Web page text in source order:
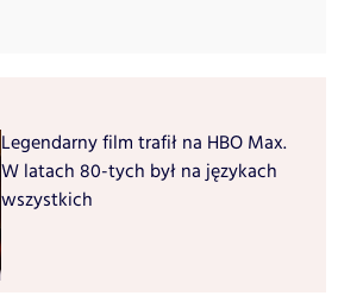
Legendarny film trafił na HBO Max.
W latach 80-tych był na językach
wszystkich